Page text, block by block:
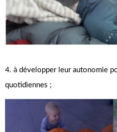
4. à développer leur autonomie
quotidiennes ;